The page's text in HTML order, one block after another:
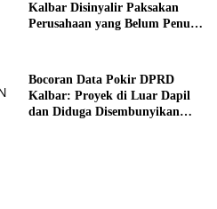
Kalbar Disinyalir Paksakan
Perusahaan yang Belum Penuhi
Bocoran Data Pokir DPRD
Kalbar: Proyek di Luar Dapil
dan Diduga Disembunyikan